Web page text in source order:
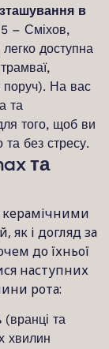
в
5 – Сміхов,
доступна
поруч). На вас
та
того, щоб ви
без стресу.
та
як і догляд за
до їхньої
наступних
рота:
(вранці та
хвилин